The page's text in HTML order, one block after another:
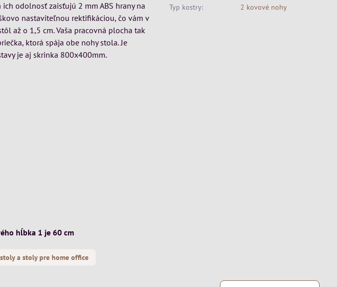
odolnosť zaisťujú 2 mm ABS hrany na
nastaviteľnou rektifikáciou, čo vám v
až o 1,5 cm. Vaša pracovná plocha tak
ktorá spája obe nohy stola. Je
je aj skrinka 800x400mm.
hĺbka 1 je 60 cm
a stoly pre home office
Typ kostry: 2 kovové nohy